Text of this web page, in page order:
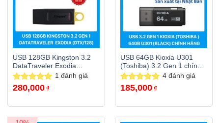
USB 128GB Kingston 3.2
DataTraveler Exodia
(DTX/128GB) chính hãng
Được xếp
1 đánh giá
280,000 ₫
USB 64GB Kioxia U301
(Toshiba) 3.2 Gen 1 chính
hãng
Được xếp
4đánh giá
185,000 ₫